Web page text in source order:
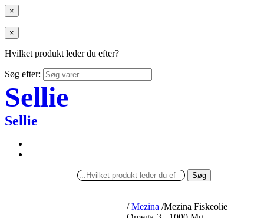
×
×
Hvilket produkt leder du efter?
Søg efter:
Sellie
Sellie
Søg
/ Mezina /Mezina Fiskeolie